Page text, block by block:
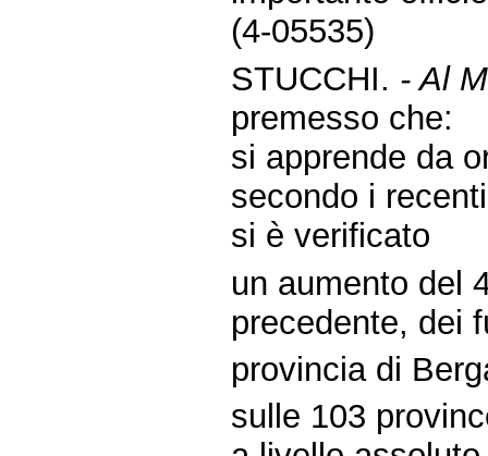
(4-05535)
STUCCHI. - Al
premesso che:
si apprende da
secondo i
si è verificato
un aumento del
precedente, dei
provincia di
sulle 103